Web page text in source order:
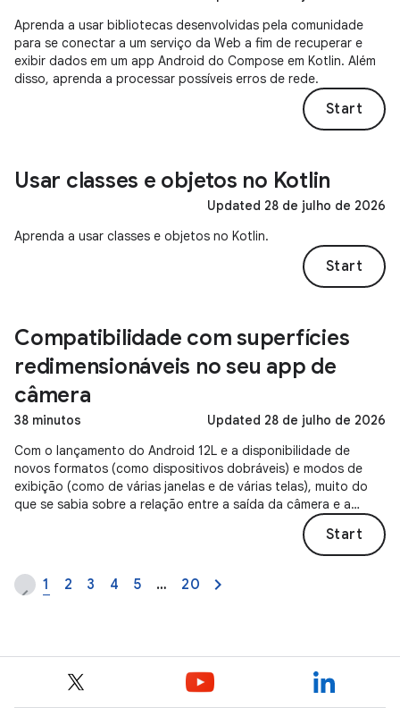
Aprenda a usar bibliotecas desenvolvidas pela comunidade
para se conectar a um serviço da Web a fim de recuperar e
exibir dados em um app Android do Compose em Kotlin. Além
disso, aprenda a processar possíveis erros de rede.
Start
Usar classes e objetos no Kotlin
Updated 28 de julho de 2026
Aprenda a usar classes e objetos no Kotlin.
Start
Compatibilidade com superfícies
redimensionáveis no seu app de
câmera
38 minutos
Updated 28 de julho de 2026
Com o lançamento do Android 12L e a disponibilidade de
novos formatos (como dispositivos dobráveis) e modos de
exibição (como de várias janelas e de várias telas), muito do
que se sabia sobre a relação entre a saída da câmera e a
Start
1 2 3 4 5 … 20